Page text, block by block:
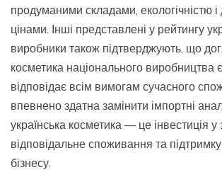
продуманими складами, екологічністю
цінами. Інші представлені у рейтингу
виробники також підтверджують, що
косметика національного виробництва
відповідає всім вимогам сучасного
впевнено здатна замінити імпортні
українська косметика — це інвестиція у
відповідальне споживання та
бізнесу.